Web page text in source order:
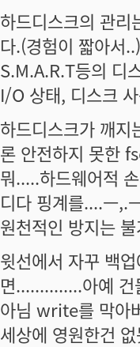
하드디스크의 관리
다.(경험이 짧아서..)
S.M.A.R.T등의 디
I/O 상태, 디스크
하드디스크가 깨지
론 안전하지 못한
뭐.....하드웨어적
디다 핑계를....ㅡ,.
원천적인 방지는
윗선에서 자꾸 백
면..............아예
아님 write를 막아
세상에 영원한건